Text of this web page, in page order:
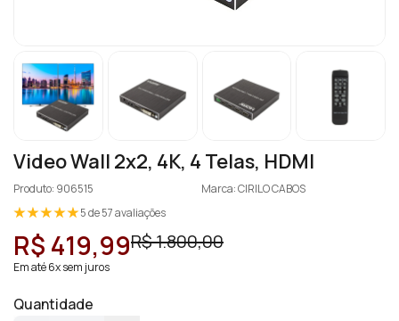
Video Wall 2x2, 4K, 4 Telas, HDMI
Produto: 906515
Marca: CIRILO CABOS
5 de 57 avaliações
R$ 419,99R$ 1.800,00
Em até 6x sem juros
Quantidade